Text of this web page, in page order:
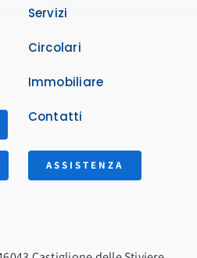
Servizi
Circolari
Immobiliare
Contatti
ASSISTENZA